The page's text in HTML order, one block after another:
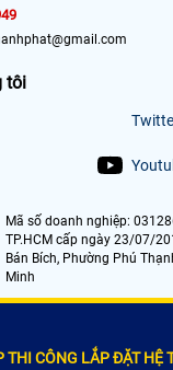
tôi
Mã số doanh nghiệp:
TP.HCM cấp ngày 23/07/
Bán Bích, Phường Phú
Minh
THI CÔNG LẮP ĐẶT HỆ